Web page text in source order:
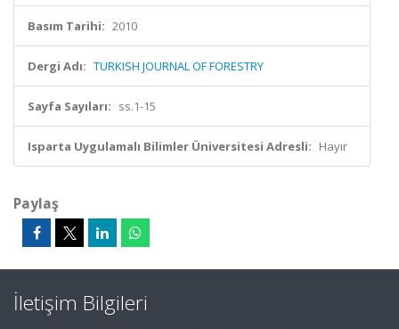
Basım Tarihi: 2010
Dergi Adı: TURKISH JOURNAL OF FORESTRY
Sayfa Sayıları: ss.1-15
Isparta Uygulamalı Bilimler Üniversitesi Adresli: Hayır
Paylaş
İletişim Bilgileri